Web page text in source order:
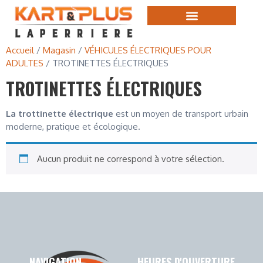
Accueil/ Magasin / VÉHICULES ÉLECTRIQUES POUR
ADULTES / TROTINETTES ÉLECTRIQUES
TROTINETTES ÉLECTRIQUES
La trottinette électrique est un moyen de transport urbain
moderne, pratique et écologique.
Aucun produit ne correspond à votre sélection.